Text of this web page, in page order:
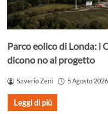
Parco eolico di Londa: i
dicono no al progetto
Saverio Zeni 5 Agosto 2026
Leggi di più